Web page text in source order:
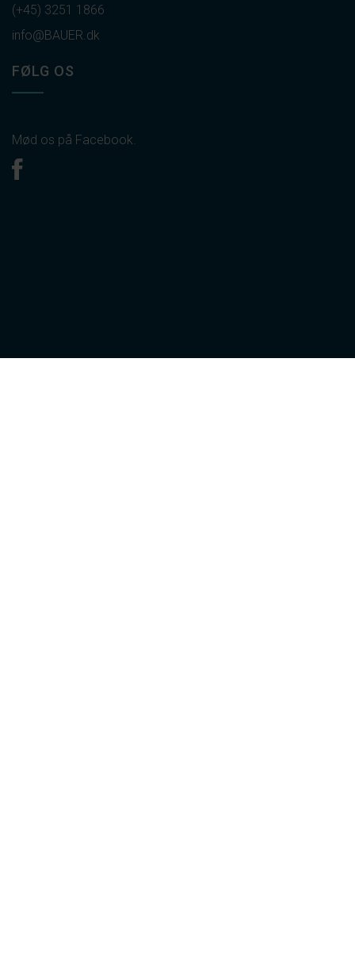
(+45) 3251 1866
info@BAUER.dk
FØLG OS
Mød os på Facebook.